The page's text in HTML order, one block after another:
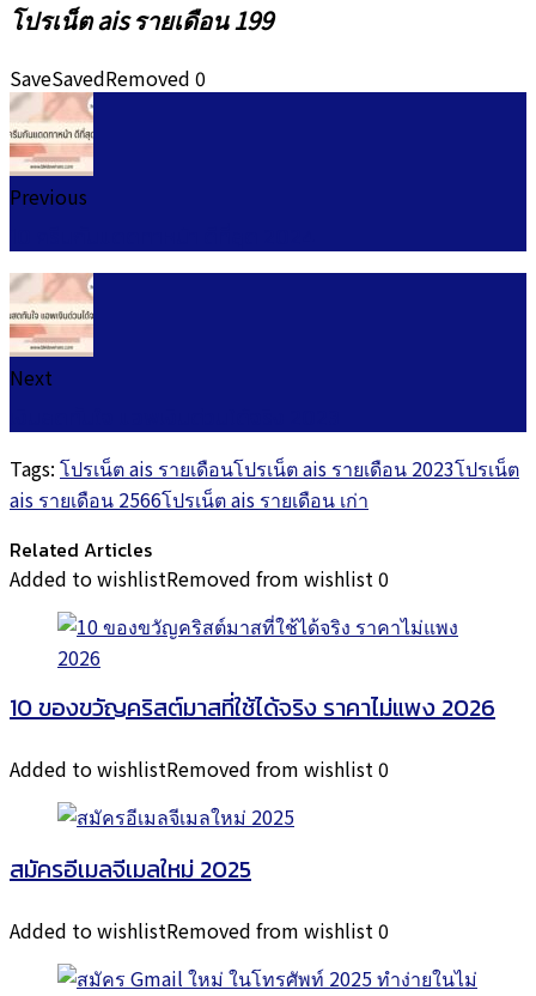
โปรเน็ต ais รายเดือน 199
SaveSavedRemoved 0
Previous
Next
Tags: โปรเน็ต ais รายเดือนโปรเน็ต ais รายเดือน 2023โปรเน็ต
ais รายเดือน 2566โปรเน็ต ais รายเดือน เก่า
Related Articles
Added to wishlistRemoved from wishlist0
10 ของขวัญคริสต์มาสที่ใช้ได้จริง ราคาไม่แพง 2026
Added to wishlistRemoved from wishlist0
สมัครอีเมลจีเมลใหม่ 2025
Added to wishlistRemoved from wishlist0